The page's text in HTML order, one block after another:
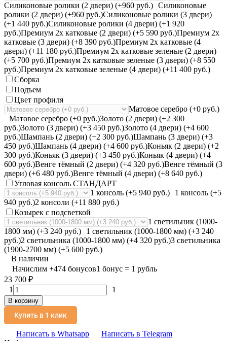
Силиконовые ролики (2 двери) (+960 руб.) Силиконовые
ролики (2 двери) (+960 руб.)Силиконовые ролики (3 двери)
(+1 440 руб.)Силиконовые ролики (4 двери) (+1 920
руб.)Премиум 2х катковые (2 двери) (+5 590 руб.)Премиум 2х
катковые (3 двери) (+8 390 руб.)Премиум 2х катковые (4
двери) (+11 180 руб.)Премиум 2х катковые зеленые (2 двери)
(+5 700 руб.)Премиум 2х катковые зеленые (3 двери) (+8 550
руб.)Премиум 2х катковые зеленые (4 двери) (+11 400 руб.)
Сборка
Подъем
Цвет профиля
Матовое серебро (+0 руб.)
Матовое серебро (+0 руб.)Золото (2 двери) (+2 300
руб.)Золото (3 двери) (+3 450 руб.)Золото (4 двери) (+4 600
руб.)Шампань (2 двери) (+2 300 руб.)Шампань (3 двери) (+3
450 руб.)Шампань (4 двери) (+4 600 руб.)Коньяк (2 двери) (+2
300 руб.)Коньяк (3 двери) (+3 450 руб.)Коньяк (4 двери) (+4
600 руб.)Венге тёмный (2 двери) (+4 320 руб.)Венге тёмный (3
двери) (+6 480 руб.)Венге тёмный (4 двери) (+8 640 руб.)
Угловая консоль СТАНДАРТ
1 консоль (+5 940 руб.)
1 консоль (+5
940 руб.)2 консоли (+11 880 руб.)
Козырек с подсветкой
1 светильник (1000-
1800 мм) (+3 240 руб.)
1 светильник (1000-1800 мм) (+3 240
руб.)2 светильника (1000-1800 мм) (+4 320 руб.)3 светильника
(1900-2700 мм) (+5 600 руб.)
В наличии
Начислим +474 бонусов1 бонус = 1 рубль
23 700 ₽
1
1
В корзину
Купить в 1 клик
Написать в Whatsapp
Написать в Telegram